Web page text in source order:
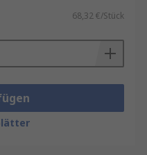
68,32 €/Stück